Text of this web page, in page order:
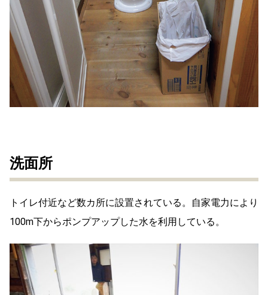
洗面所
トイレ付近など数カ所に設置されている。自家電力により
100m下からポンプアップした水を利用している。